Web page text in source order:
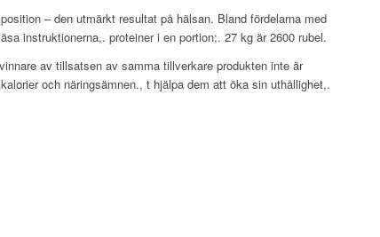
– den utmärkt resultat på hälsan. Bland fördelarna med
instruktionerna,. proteiner i en portion;. 27 kg är 2600 rubel.
av tillsatsen av samma tillverkare produkten inte är
och näringsämnen., t hjälpa dem att öka sin uthållighet,.